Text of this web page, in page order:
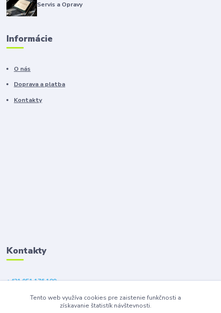
Servis a Opravy
Informácie
O nás
Doprava a platba
Kontakty
Kontakty
+421 951 176 100
eshop@gsm1.sk
Tento web využíva cookies pre zaistenie funkčnosti a
získavanie štatistík návštevnosti.